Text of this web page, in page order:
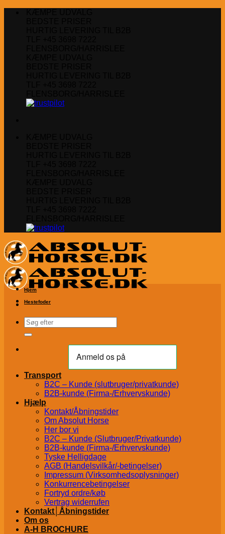
Søg
efter:
Transport
B2C – Kunde (slutbruger/privatkunde)
B2B-kunde (Firma-/Erhvervskunde)
Hjælp
Kontakt/Åbningstider
Om Absolut Horse
Her bor vi
B2C – Kunde (Slutbruger/Privatkunde)
B2B-kunde (Firma-/Erhvervskunde)
Tyske Helligdage
AGB (Handelsvilkår/-betingelser)
Impressum (Virksomhedsoplysninger)
Konkurrencebetingelser
Fortryd ordre/køb
Vertrag widerrufen
Kontakt│Åbningstider
Om os
A-H BROCHURE
Hjem
Hestefoder